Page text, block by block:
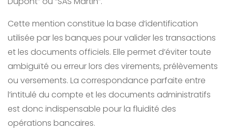
Cette mention constitue la base d’identification
utilisée par les banques pour valider les transactions
et les documents officiels. Elle permet d’éviter toute
ambiguïté ou erreur lors des virements, prélèvements
ou versements. La correspondance parfaite entre
l’intitulé du compte et les documents administratifs
est donc indispensable pour la fluidité des
opérations bancaires.